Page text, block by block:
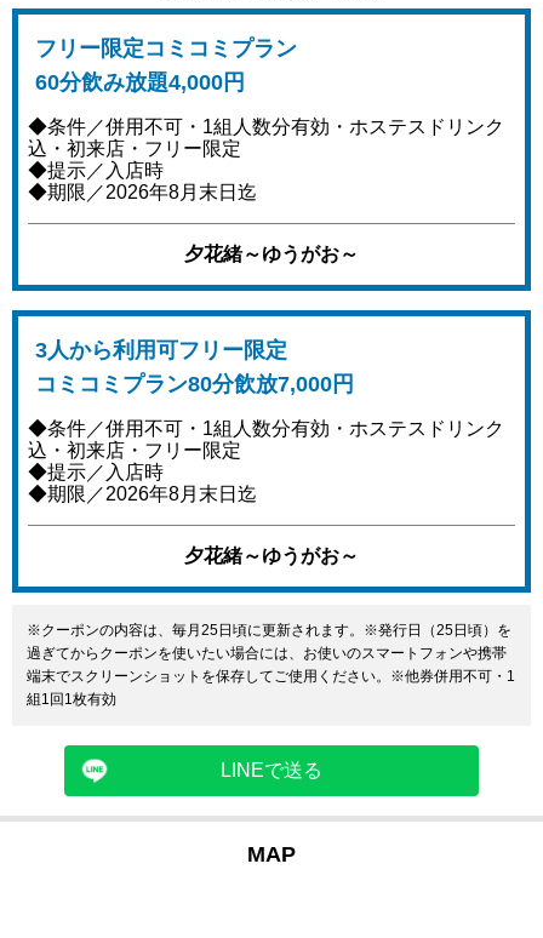
フリー限定コミコミプラン
60分飲み放題4,000円
◆条件／併用不可・1組人数分有効・ホステスドリンク
込・初来店・フリー限定
◆提示／入店時
◆期限／2026年8月末日迄
夕花緒～ゆうがお～
3人から利用可フリー限定
コミコミプラン80分飲放7,000円
◆条件／併用不可・1組人数分有効・ホステスドリンク
込・初来店・フリー限定
◆提示／入店時
◆期限／2026年8月末日迄
夕花緒～ゆうがお～
※クーポンの内容は、毎月25日頃に更新されます。※発行日（25日頃）を
過ぎてからクーポンを使いたい場合には、お使いのスマートフォンや携帯
端末でスクリーンショットを保存してご使用ください。※他券併用不可・1
組1回1枚有効
LINEで送る
MAP